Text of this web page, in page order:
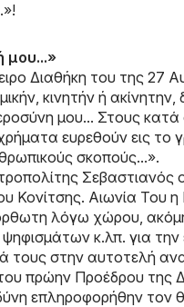
μου...»
Διαθήκη του της
κινητήν ή
μου... Στους
ευρεθούν εις το
σκοπούς...».
Κονίτσης. Αιωνία Του η
λόγω χώρου,
κ.λπ. για την
τους στην αυτοτελή
πρώην Προέδρου της
επληροφορήθην τον